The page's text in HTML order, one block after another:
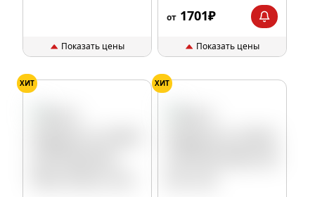
Показать цены
от 1701₽
Показать цены
ХИТ ХИТ